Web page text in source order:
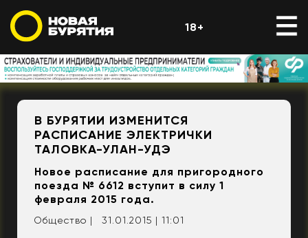
18+
В БУРЯТИИ ИЗМЕНИТСЯ
РАСПИСАНИЕ ЭЛЕКТРИЧКИ
ТАЛОВКА-УЛАН-УДЭ
Новое расписание для пригородного
поезда № 6612 вступит в силу 1
февраля 2015 года.
Общество | 31.01.2015 | 11:01